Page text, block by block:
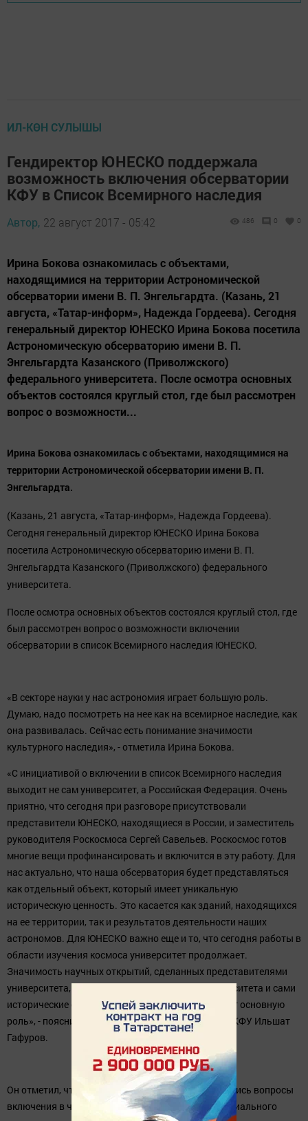
ИЛ-КӨН СУЛЫШЫ
Гендиректор ЮНЕСКО поддержала
возможность включения обсерватории
КФУ в Список Всемирного наследия
Автор, 22 август 2017 - 05:42 486 0 0
Ирина Бокова ознакомилась с объектами,
находящимися на территории Астрономической
обсерватории имени В. П. Энгельгардта. (Казань, 21
августа, «Татар-информ», Надежда Гордеева). Сегодня
генеральный директор ЮНЕСКО Ирина Бокова посетила
Астрономическую обсерваторию имени В. П.
Энгельгардта Казанского (Приволжского)
федерального университета. После осмотра основных
объектов состоялся круглый стол, где был рассмотрен
вопрос о возможности...
Ирина Бокова ознакомилась с объектами, находящимися на
территории Астрономической обсерватории имени В. П.
Энгельгардта.
(Казань, 21 августа, «Татар-информ», Надежда Гордеева).
Сегодня генеральный директор ЮНЕСКО Ирина Бокова
посетила Астрономическую обсерваторию имени В. П.
Энгельгардта Казанского (Приволжского) федерального
университета.
После осмотра основных объектов состоялся круглый стол, где
был рассмотрен вопрос о возможности включении
обсерватории в список Всемирного наследия ЮНЕСКО.
«В секторе науки у нас астрономия играет большую роль.
Думаю, надо посмотреть на нее как на всемирное наследие, как
она развивалась. Сейчас есть понимание значимости
культурного наследия», - отметила Ирина Бокова.
«С инициативой о включении в список Всемирного наследия
выходит не сам университет, а Российская Федерация. Очень
приятно, что сегодня при разговоре присутствовали
представители ЮНЕСКО, находящиеся в России, и заместитель
руководителя Роскосмоса Сергей Савельев. Роскосмос готов
многие вещи профинансировать и включится в эту работу. Для
нас актуально, что наша обсерватория будет представляться
как отдельный объект, который имеет уникальную
историческую ценность. Это касается как зданий, находящихся
на ее территории, так и результатов деятельности наших
астрономов. Для ЮНЕСКО важно еще и то, что сегодня работы в
области изучения космоса университет продолжает.
Значимость научных открытий, сделанных представителями
университета, сегодняшние исследования университета и сами
исторические объекты - эти составляющие играют основную
роль», - пояснил в беседе с журналистами ректор КФУ Ильшат
Гафуров.
Он отметил, что на круглом столе также обсуждались вопросы
включения в число объектов Всемирного нематериального